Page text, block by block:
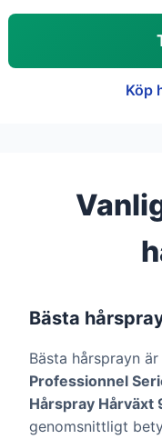
Köp
Bästa
Bästa hårsprayn
Professionnel
Hårspray Hårväxt
genomsnittligt